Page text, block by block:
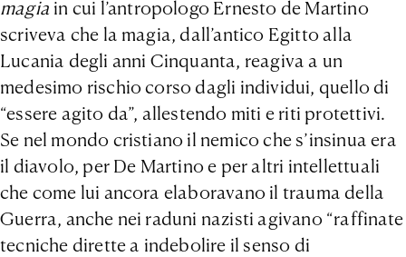
magiain cui l’antropologo Ernesto de Martino
scriveva che la magia, dall’antico Egitto alla
Lucania degli anni Cinquanta, reagiva a un
medesimo rischio corso dagli individui, quello di
“essere agito da”, allestendo miti e riti protettivi.
Se nel mondo cristiano il nemico che s’insinua era
il diavolo, per De Martino e per altri intellettuali
che come lui ancora elaboravano il trauma della
Guerra, anche nei raduni nazisti agivano “raffinate
tecniche dirette a indebolire il senso di